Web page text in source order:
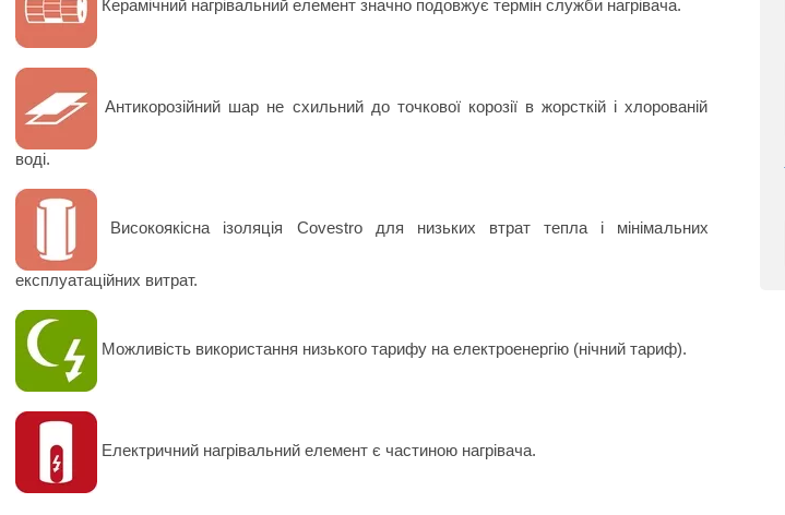
Керамічний нагрівальний елемент значно подовжує термін служби нагрівача.
Антикорозійний шар не схильний до точкової корозії в жорсткій і хлорованій
воді.
Високоякісна ізоляція Covestro для низьких втрат тепла і мінімальних
експлуатаційних витрат.
Можливість використання низького тарифу на електроенергію (нічний тариф).
Електричний нагрівальний елемент є частиною нагрівача.